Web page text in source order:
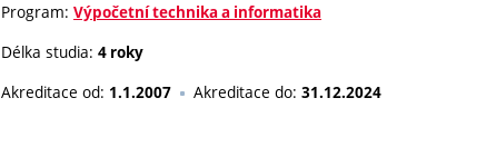
Program: Výpočetní technika a informatika
Délka studia: 4 roky
Akreditace od: 1.1.2007 Akreditace do: 31.12.2024